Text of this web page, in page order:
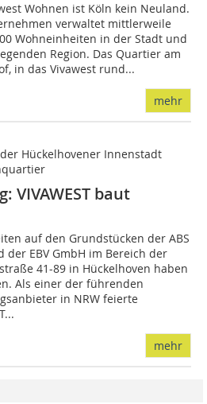
Wohnen ist Köln kein Neuland.
verwaltet mittlerweile
Wohneinheiten in der Stadt und
Region. Das Quartier am
in das Vivawest rund...
mehr
Hückelhovener Innenstadt
VIVAWEST baut
auf den Grundstücken der ABS
der EBV GmbH im Bereich der
41-89 in Hückelhoven haben
Als einer der führenden
in NRW feierte
mehr